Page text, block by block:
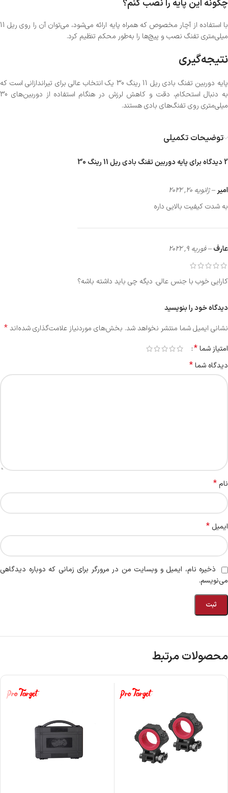
چگونه این پایه را نصب کنم؟
با استفاده از آچار مخصوص که همراه پایه ارائه می‌شود، می‌توان آن را روی ریل 11
میلی‌متری تفنگ نصب و پیچ‌ها را به‌طور محکم تنظیم کرد.
نتیجه‌گیری
پایه دوربین تفنگ بادی ریل 11 رینگ 30 یک انتخاب عالی برای تیراندازانی است که
به دنبال استحکام، دقت و کاهش لرزش در هنگام استفاده از دوربین‌های 30
میلی‌متری روی تفنگ‌های بادی هستند.
توضیحات تکمیلی
2 دیدگاه برای پایه دوربین تفنگ بادی ریل 11 رینگ 30
امیر –ژانویه 20, 2022
به شدت کیفیت بالایی داره
عارف–فوریه 9, 2022
کارایی خوب با جنس عالی. دیگه چی باید داشته باشه؟
دیدگاه خود را بنویسید
نشانی ایمیل شما منتشر نخواهد شد. بخش‌های موردنیاز علامت‌گذاری شده‌اند*
امتیاز شما*
دیدگاه شما*
نام*
ایمیل *
ذخیره نام، ایمیل و وبسایت من در مرورگر برای زمانی که دوباره دیدگاهی
می‌نویسم.
محصولات مرتبط